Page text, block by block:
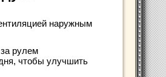
наружным
рулем
чтобы улучшить